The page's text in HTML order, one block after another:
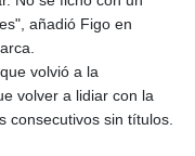
añadió Figo en
volvió a la
volver a lidiar con la
consecutivos sin títulos.